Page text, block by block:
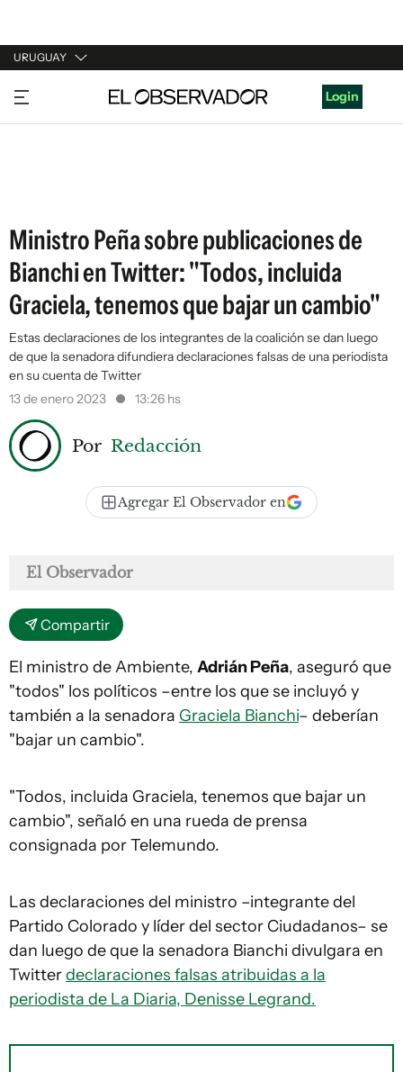
URUGUAY
URUGUAY
ARGENTINA
Login
Ministro Peña sobre publicaciones de
Bianchi en Twitter: "Todos, incluida
Graciela, tenemos que bajar un cambio"
Estas declaraciones de los integrantes de la coalición se dan luego
de que la senadora difundiera declaraciones falsas de una periodista
en su cuenta de Twitter
13 de enero 2023
13:26 hs
Por Redacción
Agregar El Observador en
El Observador
Compartir
El ministro de Ambiente, Adrián Peña, aseguró que
"todos" los políticos –entre los que se incluyó y
también a la senadora Graciela Bianchi– deberían
"bajar un cambio".
"Todos, incluida Graciela, tenemos que bajar un
cambio", señaló en una rueda de prensa
consignada por Telemundo.
Las declaraciones del ministro –integrante del
Partido Colorado y líder del sector Ciudadanos– se
dan luego de que la senadora Bianchi divulgara en
Twitterdeclaraciones falsas atribuidas a la
periodista de La Diaria, Denisse Legrand.